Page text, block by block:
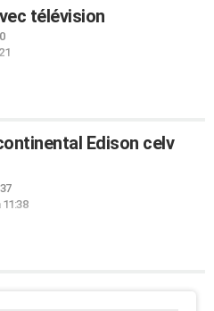
télévision
Edison celv
11:38